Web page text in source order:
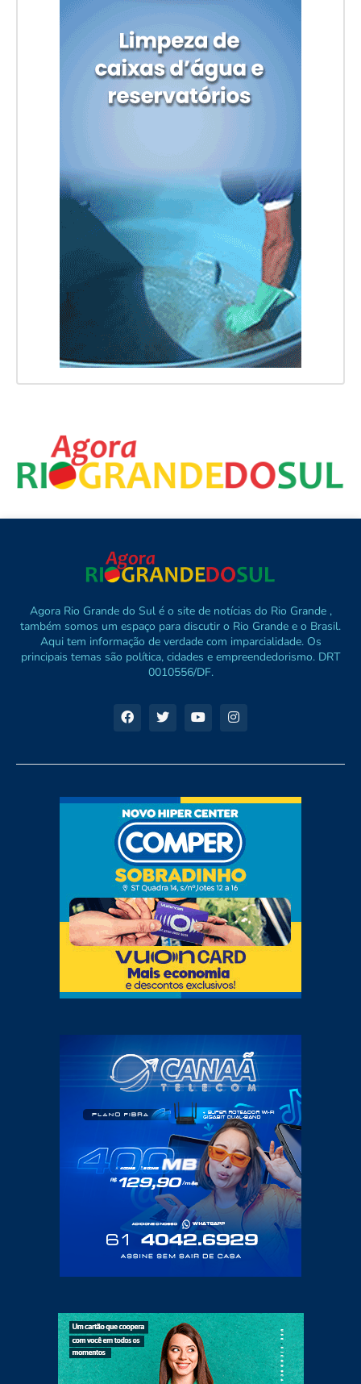
Agora Rio Grande do Sul é o site de notícias do Rio Grande ,
também somos um espaço para discutir o Rio Grande e o Brasil.
Aqui tem informação de verdade com imparcialidade. Os
principais temas são política, cidades e empreendedorismo. DRT
0010556/DF.